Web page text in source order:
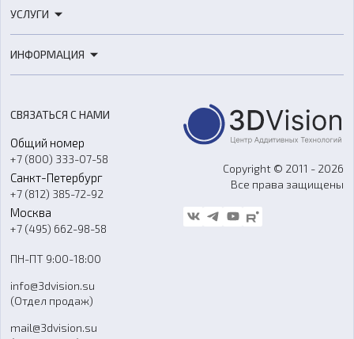
3D-сканеры
Расходные материалы
Оборудование и материалы для вакуумного литья
Аксессуары и прочее оборудование
Программное обеспечение
УСЛУГИ
3D-моделирование
Ремонт и услуги
ИНФОРМАЦИЯ
О компании
Контакты
Гос. закупки
Стать дилером
Блог
FAQ
СВЯЗАТЬСЯ С НАМИ
Общий номер
+7 (800) 333-07-58
Санкт-Петербург
+7 (812) 385-72-92
Москва
+7 (495) 662-98-58
ПН-ПТ 9:00-18:00
info@3dvision.su
(Отдел продаж)
mail@3dvision.su
Copyright © 2011 - 2026
Все права защищены